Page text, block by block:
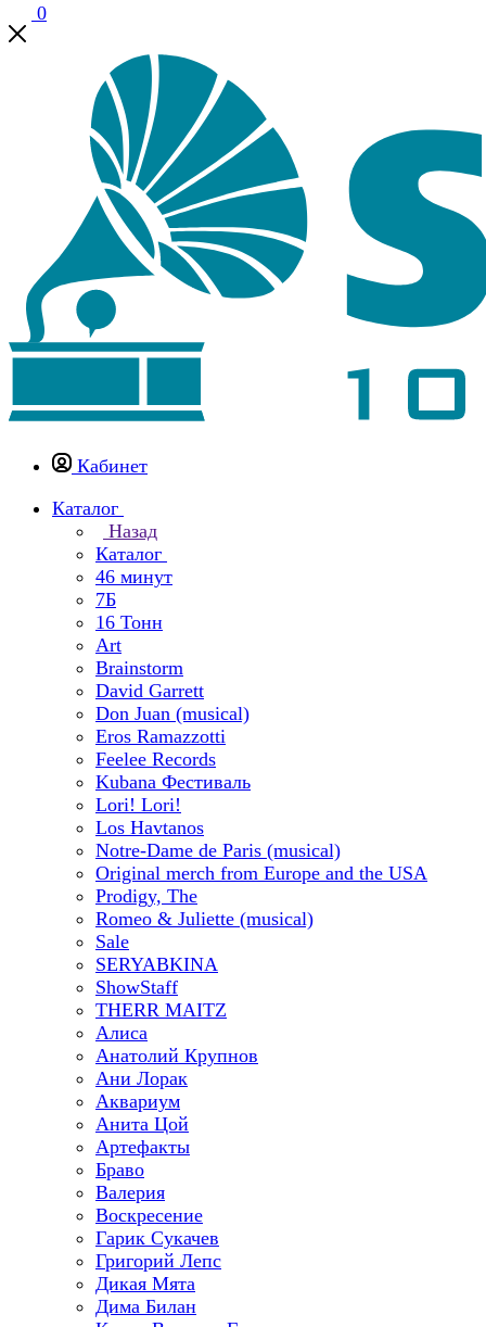
0
Кабинет
Каталог
Назад
Каталог
46 минут
7Б
16 Тонн
Art
Brainstorm
David Garrett
Don Juan (musical)
Eros Ramazzotti
Feelee Records
Kubana Фестиваль
Lori! Lori!
Los Havtanos
Notre-Dame de Paris (musical)
Original merch from Europe and the USA
Prodigy, The
Romeo & Juliette (musical)
Sale
SERYABKINA
ShowStaff
THERR MAITZ
Алиса
Анатолий Крупнов
Ани Лорак
Аквариум
Анита Цой
Артефакты
Браво
Валерия
Воскресение
Гарик Сукачев
Григорий Лепс
Дикая Мята
Дима Билан